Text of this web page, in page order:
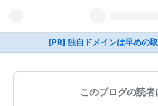
[PR] 独自ドメインは早めの
このブログの読者